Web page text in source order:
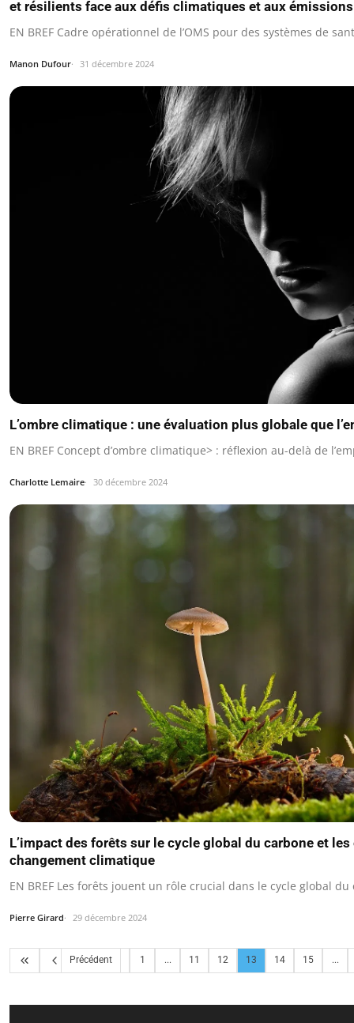
et résilients face aux défis climatiques et aux
EN BREF Cadre opérationnel de l’OMS pour des systèmes de
Manon Dufour 31 décembre 2024
L’ombre climatique : une évaluation plus globale que
EN BREF Concept d’ombre climatique> : réflexion au-delà de
Charlotte Lemaire 30 décembre 2024
L’impact des forêts sur le cycle global du carbone et les
changement climatique
EN BREF Les forêts jouent un rôle crucial dans le cycle global du
Pierre Girard 29 décembre 2024
Précédent 1 ... 11 12 13 14 15 ...